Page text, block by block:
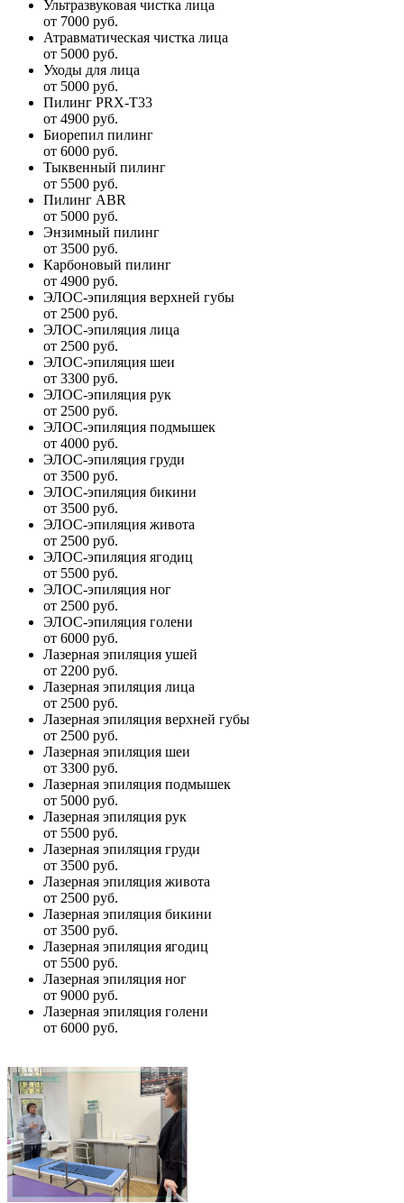
Ультразвуковая чистка лица
от 7000 руб.
Атравматическая чистка лица
от 5000 руб.
Уходы для лица
от 5000 руб.
Пилинг PRX-T33
от 4900 руб.
Биорепил пилинг
от 6000 руб.
Тыквенный пилинг
от 5500 руб.
Пилинг ABR
от 5000 руб.
Энзимный пилинг
от 3500 руб.
Карбоновый пилинг
от 4900 руб.
ЭЛОС-эпиляция верхней губы
от 2500 руб.
ЭЛОС-эпиляция лица
от 2500 руб.
ЭЛОС-эпиляция шеи
от 3300 руб.
ЭЛОС-эпиляция рук
от 2500 руб.
ЭЛОС-эпиляция подмышек
от 4000 руб.
ЭЛОС-эпиляция груди
от 3500 руб.
ЭЛОС-эпиляция бикини
от 3500 руб.
ЭЛОС-эпиляция живота
от 2500 руб.
ЭЛОС-эпиляция ягодиц
от 5500 руб.
ЭЛОС-эпиляция ног
от 2500 руб.
ЭЛОС-эпиляция голени
от 6000 руб.
Лазерная эпиляция ушей
от 2200 руб.
Лазерная эпиляция лица
от 2500 руб.
Лазерная эпиляция верхней губы
от 2500 руб.
Лазерная эпиляция шеи
от 3300 руб.
Лазерная эпиляция подмышек
от 5000 руб.
Лазерная эпиляция рук
от 5500 руб.
Лазерная эпиляция груди
от 3500 руб.
Лазерная эпиляция живота
от 2500 руб.
Лазерная эпиляция бикини
от 3500 руб.
Лазерная эпиляция ягодиц
от 5500 руб.
Лазерная эпиляция ног
от 9000 руб.
Лазерная эпиляция голени
от 6000 руб.